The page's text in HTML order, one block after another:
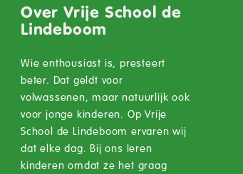
Over Vrije School de
Lindeboom
Wie enthousiast is, presteert
beter. Dat geldt voor
volwassenen, maar natuurlijk ook
voor jonge kinderen. Op Vrije
School de Lindeboom ervaren wij
dat elke dag. Bij ons leren
kinderen omdat ze het graag